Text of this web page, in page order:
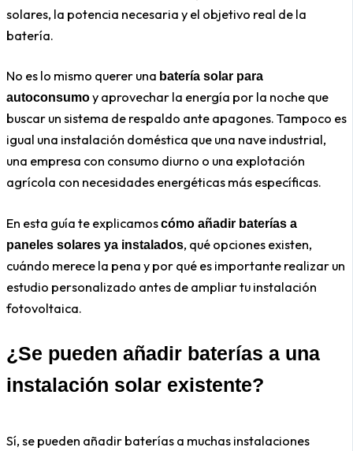
solares, la potencia necesaria y el objetivo real de la
batería.
No es lo mismo querer una batería solar para
autoconsumoy aprovechar la energía por la noche que
buscar un sistema de respaldo ante apagones. Tampoco es
igual una instalación doméstica que una nave industrial,
una empresa con consumo diurno o una explotación
agrícola con necesidades energéticas más específicas.
En esta guía te explicamoscómo añadir baterías a
paneles solares ya instalados, qué opciones existen,
cuándo merece la pena y por qué es importante realizar un
estudio personalizado antes de ampliar tu instalación
fotovoltaica.
¿Se pueden añadir baterías a una
instalación solar existente?
Sí, se pueden añadir baterías a muchas instalaciones